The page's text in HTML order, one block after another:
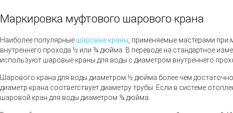
Маркировка муфтового шарового крана
Наиболее популярные шаровые краны , применяемые мастерами
внутреннего прохода ½ или ¾ дюйма. В переводе на стандартное
используют шаровые краны для воды с диаметром внутреннего
Шарового крана для воды диаметром ½ дюйма более чем
диаметр крана соответствует диаметру трубы. Если в системе
шаровой кран для воды диаметром ¾ дюйма.